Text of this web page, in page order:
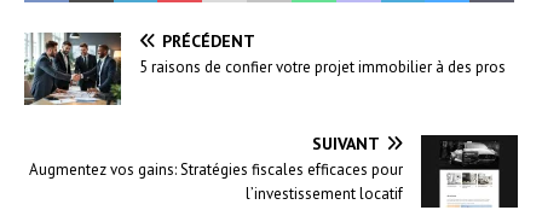
PRÉCÉDENT
5 raisons de confier votre projet immobilier à des pros
SUIVANT
Augmentez vos gains: Stratégies fiscales efficaces pour
l’investissement locatif